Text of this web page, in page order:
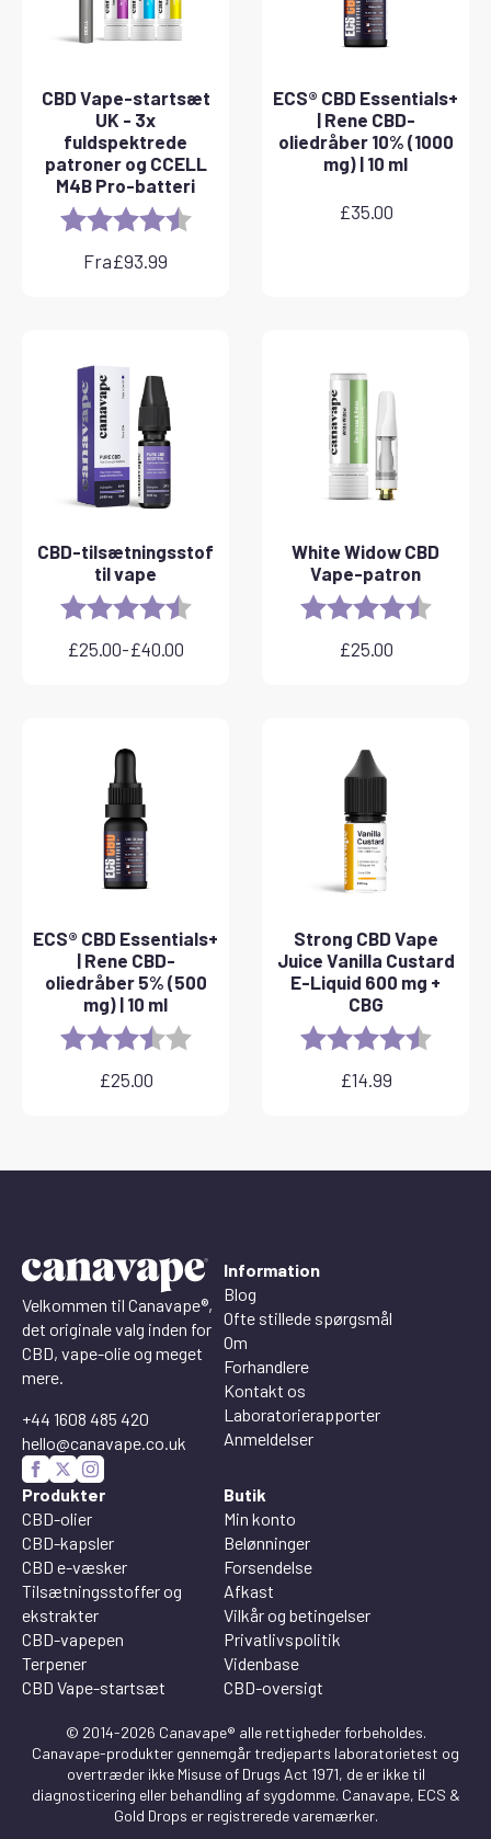
CBD Vape-startsæt
UK - 3x
fuldspektrede
patroner og CCELL
M4B Pro-batteri
Rating: 4.8 out of 5 stars
Fra£93.99
ECS® CBD Essentials+
| Rene CBD-
oliedråber 10% (1000
mg) | 10 ml
£35.00
CBD-tilsætningsstof
til vape
Rating: 4.8 out of 5 stars
£25.00-£40.00
Prisinterval:
White Widow CBD
Vape-patron
Rating: 4.6 out
£25.00
ECS® CBD Essentials+
| Rene CBD-
oliedråber 5% (500
mg) | 10 ml
Rating: 3.8 out of 5 stars
£25.00
Strong CBD Vape
Juice Vanilla Custard
E-Liquid 600 mg +
CBG
Rating: 4.6 out
£14.99
Velkommen til Canavape®,
det originale valg inden for
CBD, vape-olie og meget
mere.
+44 1608 485 420
hello@canavape.co.uk
Information
Blog
Ofte stillede spørgsmål
Om
Forhandlere
Kontakt os
Laboratorierapporter
Anmeldelser
Produkter
CBD-olier
CBD-kapsler
CBD e-væsker
Tilsætningsstoffer og
ekstrakter
CBD-vapepen
Terpener
CBD Vape-startsæt
Butik
Min konto
Belønninger
Forsendelse
Afkast
Vilkår og betingelser
Privatlivspolitik
Videnbase
CBD-oversigt
© 2014-2026 Canavape® alle rettigheder forbeholdes.
Canavape-produkter gennemgår tredjeparts laboratorietest og
overtræder ikke Misuse of Drugs Act 1971, de er ikke til
diagnosticering eller behandling af sygdomme. Canavape, ECS &
Gold Drops er registrerede varemærker.